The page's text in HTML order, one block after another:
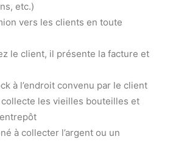
etc.)
vers les clients en toute
le client, il présente la facture et
à l’endroit convenu par le client
les vieilles bouteilles et
à collecter l’argent ou un